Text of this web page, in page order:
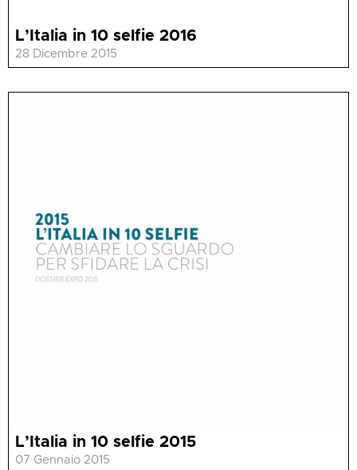
L’Italia in 10 selfie 2016
28 Dicembre 2015
L’Italia in 10 selfie 2015
07 Gennaio 2015